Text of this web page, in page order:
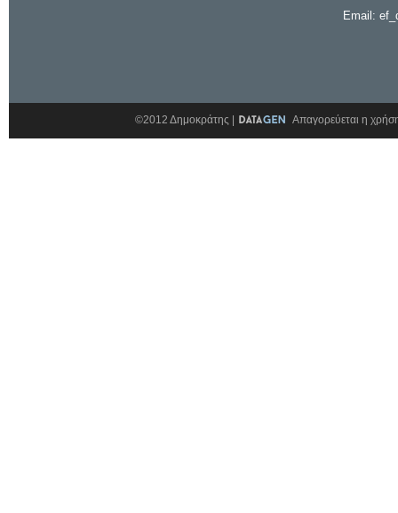
Email:
©2012 Δημοκράτης | Απαγορεύεται η